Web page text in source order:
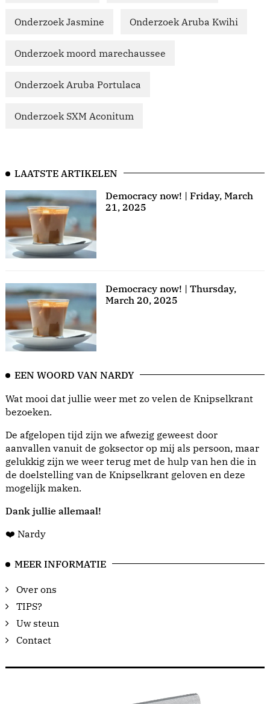
Onderzoek Jasmine Onderzoek Aruba Kwihi
Onderzoek moord marechaussee
Onderzoek Aruba Portulaca
Onderzoek SXM Aconitum
LAATSTE ARTIKELEN
Democracy now! | Friday, March
21, 2025
Democracy now! | Thursday,
March 20, 2025
EEN WOORD VAN NARDY
Wat mooi dat jullie weer met zo velen de Knipselkrant
bezoeken.
De afgelopen tijd zijn we afwezig geweest door
aanvallen vanuit de goksector op mij als persoon, maar
gelukkig zijn we weer terug met de hulp van hen die in
de doelstelling van de Knipselkrant geloven en deze
mogelijk maken.
Dank jullie allemaal!
❤️ Nardy
MEER INFORMATIE
Over ons
TIPS?
Uw steun
Contact